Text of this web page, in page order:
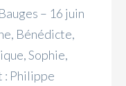
– 16 juin
Bénédicte,
Sophie,
: Philippe